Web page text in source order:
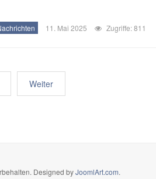
11. Mai 2025 Zugriffe: 811
Weiter
Designed byJoomlArt.com.